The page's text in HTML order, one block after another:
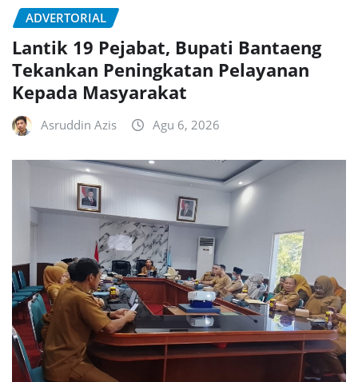
ADVERTORIAL
Lantik 19 Pejabat, Bupati Bantaeng
Tekankan Peningkatan Pelayanan
Kepada Masyarakat
Asruddin Azis Agu 6, 2026